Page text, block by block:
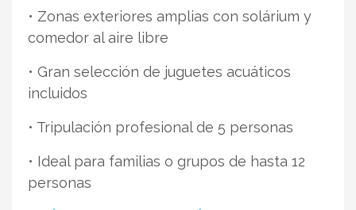
• Zonas exteriores amplias con solárium y
comedor al aire libre
• Gran selección de juguetes acuáticos
incluidos
• Tripulación profesional de 5 personas
• Ideal para familias o grupos de hasta 12
personas